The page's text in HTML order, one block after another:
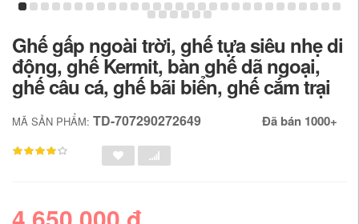
Ghế gấp ngoài trời, ghế tựa siêu nhẹ di
động, ghế Kermit, bàn ghế dã ngoại,
ghế câu cá, ghế bãi biển, ghế cắm trại
MÃ SẢN PHẨM: TD-707290272649 Đã bán 1000+